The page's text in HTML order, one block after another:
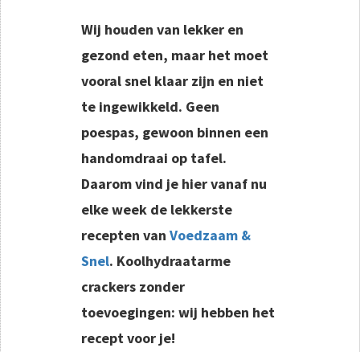
Wij houden van lekker en
gezond eten, maar het moet
vooral snel klaar zijn en niet
te ingewikkeld. Geen
poespas, gewoon binnen een
handomdraai op tafel.
Daarom vind je hier vanaf nu
elke week de lekkerste
recepten van Voedzaam &
Snel. Koolhydraatarme
crackers zonder
toevoegingen: wij hebben het
recept voor je!